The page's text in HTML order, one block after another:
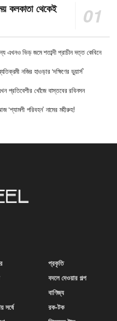
কলকাতা থেকেই
এখনও ভিড় জমে শতাব্দী প্রাচীন দত্ত কেবিনে
নজির হাওড়ার ‘দক্ষিণের ডুয়ার্স’
প্রতিবেশীর খোঁজে বাস্তবের রবিনসন
‘শ্যামলী পরিবহন’ নামের মহীরুহ!
সর্ষে
প্রকৃতি
বদলে দেওয়ার গল্প
বাণিজ্য
রক-টক